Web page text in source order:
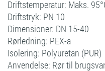
Driftstemperatur: Maks.
Driftstryk: PN 10
Dimensioner: DN 15-40
Rørledning: PEX-a
Isolering: Polyuretan (PUR)
Anvendelse: Rør til